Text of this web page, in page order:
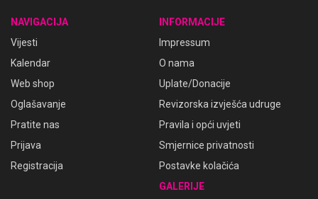
NAVIGACIJA
Vijesti
Kalendar
Web shop
Oglašavanje
Pratite nas
Prijava
Registracija
INFORMACIJE
Impressum
O nama
Uplate/Donacije
Revizorska izvješća udruge
Pravila i opći uvjeti
Smjernice privatnosti
Postavke kolačića
GALERIJE